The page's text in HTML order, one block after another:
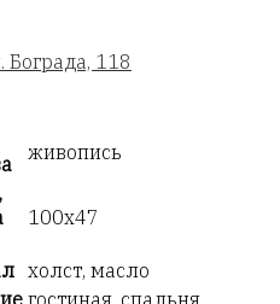
Бограда, 118
живопись
100х47
холст, масло